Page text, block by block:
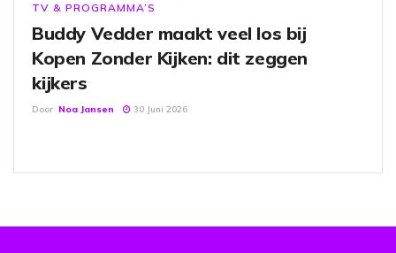
TV & PROGRAMMA’S
Buddy Vedder maakt veel los bij
Kopen Zonder Kijken: dit zeggen
kijkers
Door Noa Jansen 30 Juni 2026